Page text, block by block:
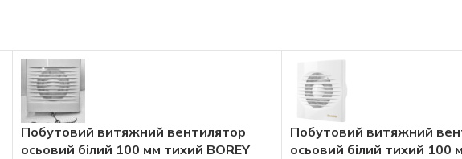
Побутовий витяжний вентилятор
осьовий білий 100 мм тихий BOREY
Побутовий витяжний
осьовий білий тихий 100